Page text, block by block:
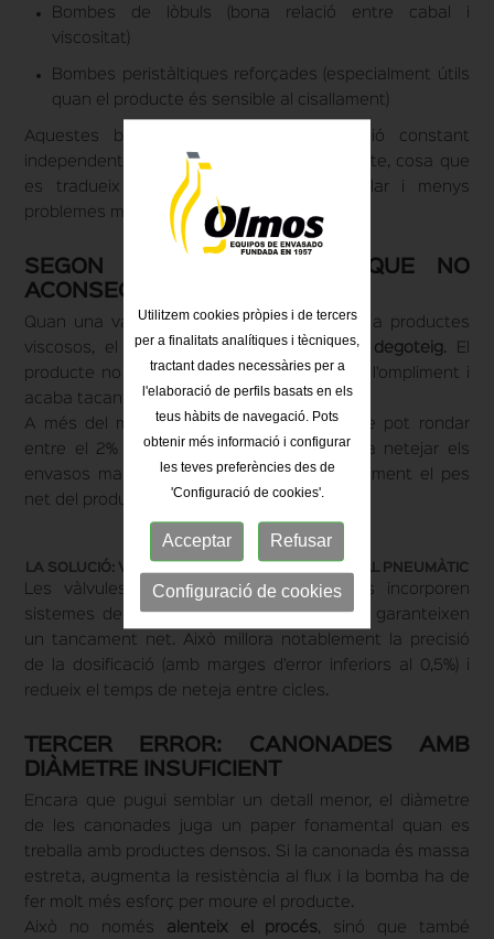
Bombes de lòbuls (bona relació entre cabal i
viscositat)
Bombes peristàltiques reforçades (especialment útils
quan el producte és sensible al cisallament)
Aquestes bombes mantenen una pressió constant
independentment de la densitat del producte, cosa que
es tradueix en un ompliment més regular i menys
problemes mecànics.
SEGON ERROR: VÀLVULES QUE NO
ACONSEGUEIXEN UN TALL NET
Quan una vàlvula no està dissenyada per a productes
viscosos, el problema més evident és el degoteig . El
producte no es talla netament en finalitzar l'ompliment i
acaba tacant l'envàs o caient-ne fora.
A més del malbaratament de material (que pot rondar
entre el 2% i el 5% del total), això obliga a netejar els
envasos manualment o a ajustar constantment el pes
net del producte.
LA SOLUCIÓ: VÀLVULES ANTIDEGOTEIG AMB TALL PNEUMÀTIC
Les vàlvules específiques per a viscosos incorporen
sistemes de tall mecànic o pneumàtic que garanteixen
un tancament net. Això millora notablement la precisió
de la dosificació (amb marges d'error inferiors al 0,5%) i
redueix el temps de neteja entre cicles.
TERCER ERROR: CANONADES AMB
DIÀMETRE INSUFICIENT
Encara que pugui semblar un detall menor, el diàmetre
de les canonades juga un paper fonamental quan es
treballa amb productes densos. Si la canonada és massa
estreta, augmenta la resistència al flux i la bomba ha de
fer molt més esforç per moure el producte.
Això no només alenteix el procés, sinó que també
Utilitzem cookies pròpies i de tercers
per a finalitats analítiques i tècniques,
tractant dades necessàries per a
l'elaboració de perfils basats en els
teus hàbits de navegació. Pots
obtenir més informació i configurar
les teves preferències des de
'Configuració de cookies'.
Acceptar Refusar
Configuració de cookies